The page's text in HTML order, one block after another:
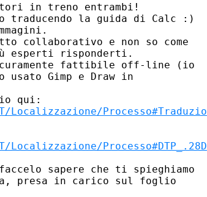
in treno entrambi!
traducendo la guida di Calc :)
collaborativo e non so come
risponderti.
fattibile off-line (io
Gimp e Draw in
Processo#Traduzio
Processo#DTP_.28D
sapere che ti spieghiamo
presa in carico sul foglio